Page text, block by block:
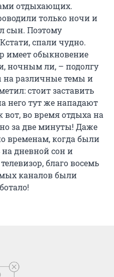
отдыхающих.
только ночи и
сын. Поэтому
спали чудно.
имеет обыкновение
ночным ли, – подолгу
на различные темы и
стоит заставить
него тут же нападают
вот, во время отдыха на
за две минуты! Даже
временам, когда были
дневной сон и
благо восемь
каналов были